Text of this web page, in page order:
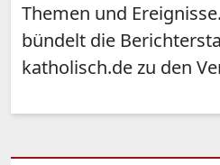
Themen und
bündelt die
katholisch.de zu den